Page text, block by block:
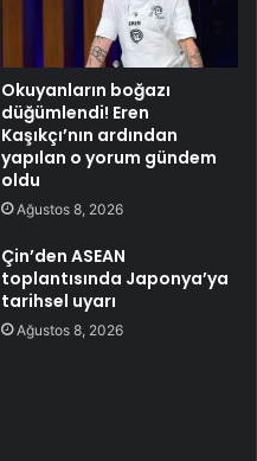
Okuyanların boğazı
düğümlendi! Eren
Kaşıkçı’nın ardından
yapılan o yorum gündem
oldu
Ağustos 8, 2026
Çin’den ASEAN
toplantısında Japonya’ya
tarihsel uyarı
Ağustos 8, 2026